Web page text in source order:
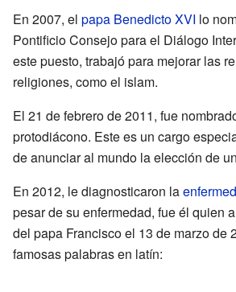
En 2007, el papa Benedicto XVI lo
Pontificio Consejo para el Diálogo
este puesto, trabajó para mejorar las
religiones, como el islam.
El 21 de febrero de 2011, fue
protodiácono. Este es un cargo
de anunciar al mundo la elección de
En 2012, le diagnosticaron la
pesar de su enfermedad, fue él quien
del papa Francisco el 13 de marzo de
famosas palabras en latín: